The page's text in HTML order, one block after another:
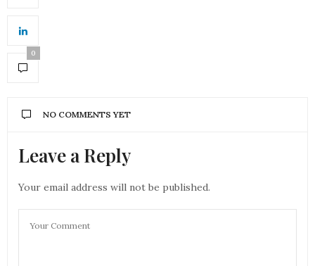
0
NO COMMENTS YET
Leave a Reply
Your email address will not be published.